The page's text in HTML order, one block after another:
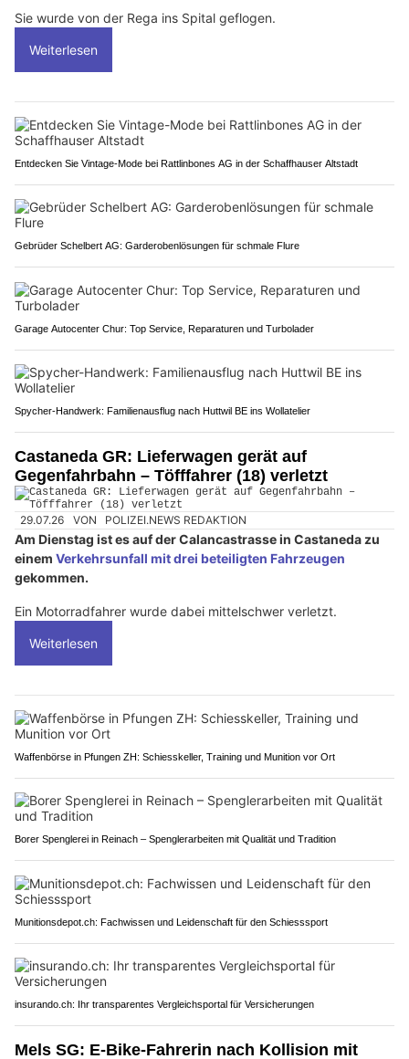
Sie wurde von der Rega ins Spital geflogen.
Weiterlesen
Entdecken Sie Vintage-Mode bei Rattlinbones AG in der Schaffhauser Altstadt
Gebrüder Schelbert AG: Garderobenlösungen für schmale Flure
Garage Autocenter Chur: Top Service, Reparaturen und Turbolader
Spycher-Handwerk: Familienausflug nach Huttwil BE ins Wollatelier
Castaneda GR: Lieferwagen gerät auf
Gegenfahrbahn – Töfffahrer (18) verletzt
29.07.26 VON POLIZEI.NEWS REDAKTION
Am Dienstag ist es auf der Calancastrasse in Castaneda zu
einem Verkehrsunfall mit drei beteiligten Fahrzeugen
gekommen.
Ein Motorradfahrer wurde dabei mittelschwer verletzt.
Weiterlesen
Waffenbörse in Pfungen ZH: Schiesskeller, Training und Munition vor Ort
Borer Spenglerei in Reinach – Spenglerarbeiten mit Qualität und Tradition
Munitionsdepot.ch: Fachwissen und Leidenschaft für den Schiesssport
insurando.ch: Ihr transparentes Vergleichsportal für Versicherungen
Mels SG: E-Bike-Fahrerin nach Kollision mit